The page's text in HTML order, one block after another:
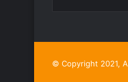
© Copyright 2021,